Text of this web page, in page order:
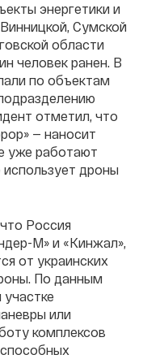
энергетики и
Сумской
области
человек ранен. В
по объектам
отметил, что
— наносит
уже работают
использует дроны
Россия
М» и «Кинжал»,
от украинских
По данным
или
комплексов